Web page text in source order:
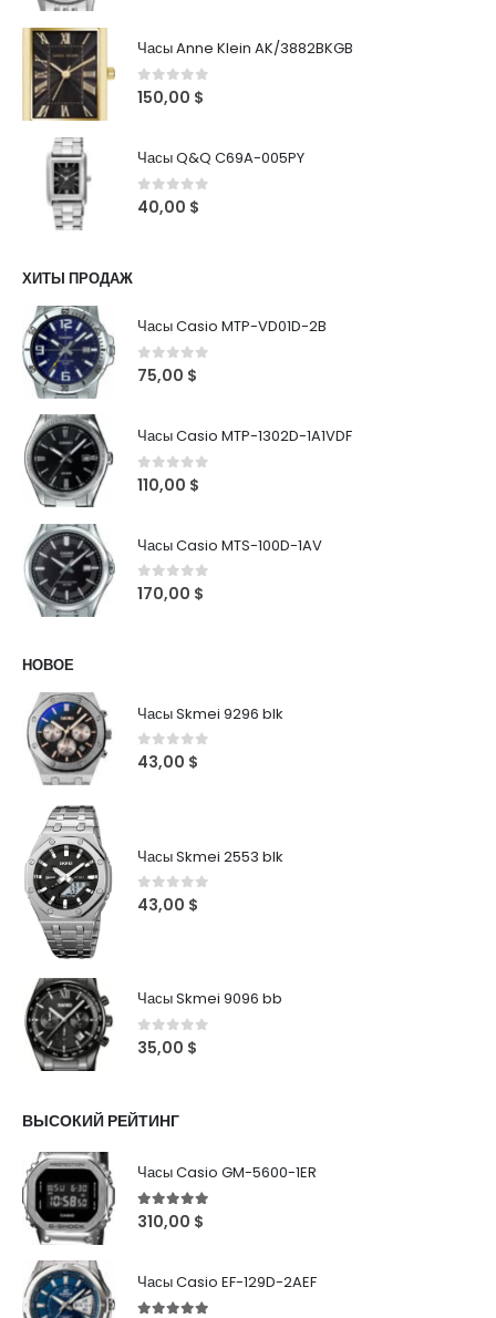
Часы Anne Klein AK/3882BKGB
0out of 5
150,00 $
Часы Q&Q C69A-005PY
0 out of 5
40,00 $
ХИТЫ ПРОДАЖ
Часы Casio MTP-VD01D-2B
0out of 5
75,00 $
Часы Casio MTP-1302D-1A1VDF
0out of 5
110,00 $
Часы Casio MTS-100D-1AV
0out of 5
170,00 $
НОВОЕ
Часы Skmei 9296 blk
0 out of 5
43,00 $
Часы Skmei 2553 blk
0 out of 5
43,00 $
Часы Skmei 9096 bb
0out of 5
35,00 $
ВЫСОКИЙ РЕЙТИНГ
Часы Casio GM-5600-1ER
5out of 5
310,00 $
Часы Casio EF-129D-2AEF